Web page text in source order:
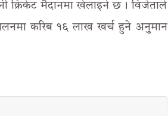
क्रिकेट मैदानमा खेलाइने छ । विजेताले
करिब १६ लाख खर्च हुने अनुमान